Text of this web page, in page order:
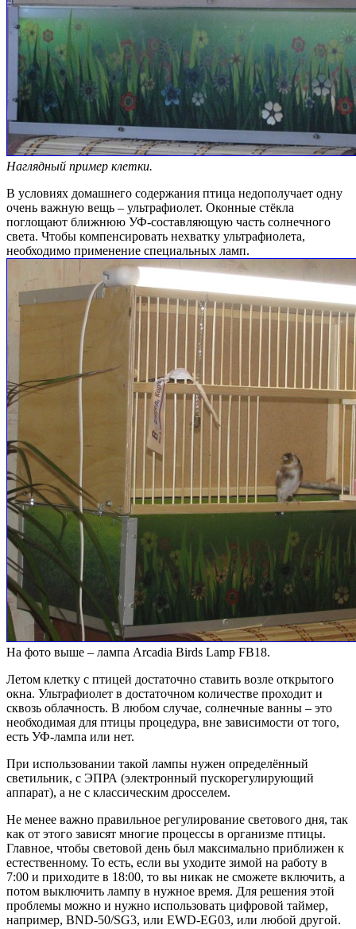
Наглядный пример клетки.
В условиях домашнего содержания птица недополучает одну
очень важную вещь – ультрафиолет. Оконные стёкла
поглощают ближнюю УФ-составляющую часть солнечного
света. Чтобы компенсировать нехватку ультрафиолета,
необходимо применение специальных ламп.
На фото выше – лампа Arcadia Birds Lamp FB18.
Летом клетку с птицей достаточно ставить возле открытого
окна. Ультрафиолет в достаточном количестве проходит и
сквозь облачность. В любом случае, солнечные ванны – это
необходимая для птицы процедура, вне зависимости от того,
есть УФ-лампа или нет.
При использовании такой лампы нужен определённый
светильник, с ЭПРА (электронный пускорегулирующий
аппарат), а не с классическим дросселем.
Не менее важно правильное регулирование светового дня, так
как от этого зависят многие процессы в организме птицы.
Главное, чтобы световой день был максимально приближен к
естественному. То есть, если вы уходите зимой на работу в
7:00 и приходите в 18:00, то вы никак не сможете включить, а
потом выключить лампу в нужное время. Для решения этой
проблемы можно и нужно использовать цифровой таймер,
например, BND-50/SG3, или EWD-EG03, или любой другой.